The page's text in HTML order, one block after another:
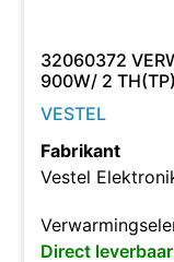
32060372
900W/ 2
VESTEL
Fabrikant
Vestel
Direct leverbaar